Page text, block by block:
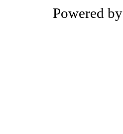
Powered by